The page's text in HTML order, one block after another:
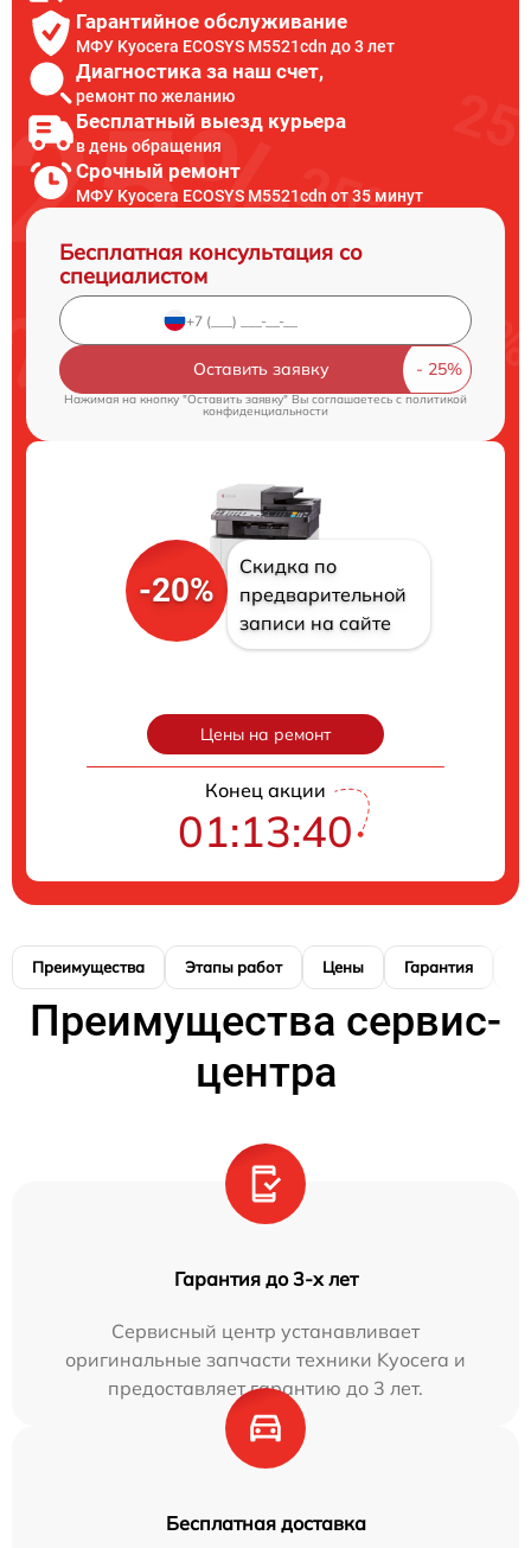
Гарантийное обслуживание
МФУ Kyocera ECOSYS M5521cdn до 3 лет
Диагностика за наш счет,
ремонт по желанию
Бесплатный выезд курьера
в день обращения
Срочный ремонт
МФУ Kyocera ECOSYS M5521cdn от 35 минут
Бесплатная консультация со
специалистом
Оставить заявку
Нажимая на кнопку "Оставить заявку" Вы соглашаетесь cполитикой
конфиденциальности
-20%
Скидка по
предварительной
записи на сайте
Цены на ремонт
Конец акции
01:13:39
Преимущества Этапы работ Цены Гарантия
Преимущества сервис-
центра
Гарантия до 3-х лет
Сервисный центр устанавливает
оригинальные запчасти техники Kyocera и
предоставляет гарантию до 3 лет.
Бесплатная доставка